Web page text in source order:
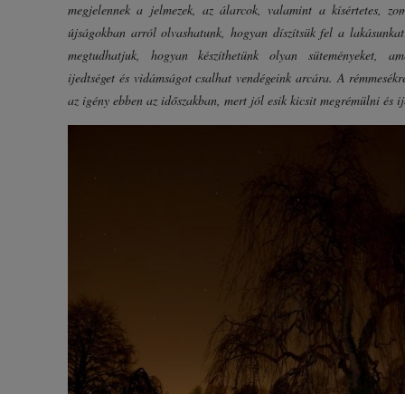
megjelennek a jelmezek, az álarcok, valamint a kísértetes,
újságokban arról olvashatunk, hogyan díszítsük fel a
megtudhatjuk, hogyan készíthetünk olyan süteményeket,
ijedtséget és vidámságot csalhat vendégeink arcára. A
az igény ebben az időszakban, mert jól esik kicsit megrémülni és